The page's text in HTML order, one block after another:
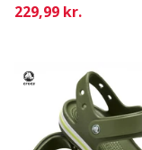
Current
229,99 kr.